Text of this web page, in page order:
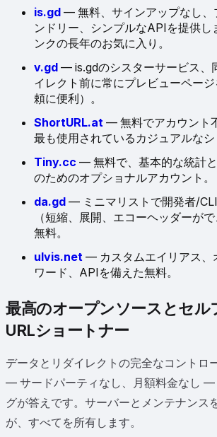
is.gd — 無料、サインアップなし、
ンドリー、シンプルなAPIを提供し
ンクの長年のお気に入り。
v.gd — is.gdのシスターサービス、
イレクト前に常にプレビューペー
頼に便利）。
ShortURL.at — 無料でアカウント
最も使用されているカジュアルなシ
Tiny.cc — 無料で、基本的な統計
のためのオプショナルアカウント。
da.gd — ミニマリストで開発者/
（短縮、展開、エコーヘッダーが
無料。
ulvis.net — カスタムエイリアス、
ワード、APIを備えた無料。
最高のオープンソースとセル
URLショートナー
データとリダイレクトの完全なコントロ
— サードパーティなし、月額料金なし —
グが答えです。サーバーとメンテナンス
が、すべてを所有します。